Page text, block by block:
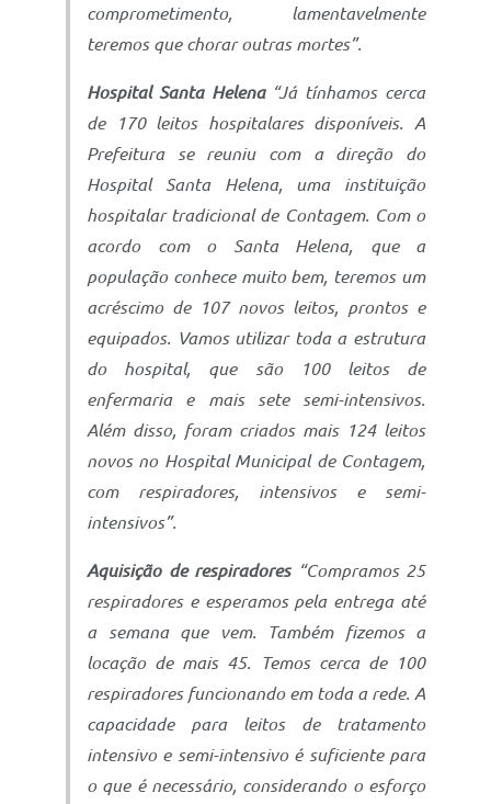
comprometimento, lamentavelmente
teremos que chorar outras mortes”.
Hospital Santa Helena“Já tínhamos cerca
de 170 leitos hospitalares disponíveis. A
Prefeitura se reuniu com a direção do
Hospital Santa Helena, uma instituição
hospitalar tradicional de Contagem. Com o
acordo com o Santa Helena, que a
população conhece muito bem, teremos um
acréscimo de 107 novos leitos, prontos e
equipados. Vamos utilizar toda a estrutura
do hospital, que são 100 leitos de
enfermaria e mais sete semi-intensivos.
Além disso, foram criados mais 124 leitos
novos no Hospital Municipal de Contagem,
com respiradores, intensivos e semi-
intensivos”.
Aquisição de respiradores“Compramos 25
respiradores e esperamos pela entrega até
a semana que vem. Também fizemos a
locação de mais 45. Temos cerca de 100
respiradores funcionando em toda a rede. A
capacidade para leitos de tratamento
intensivo e semi-intensivo é suficiente para
o que é necessário, considerando o esforço